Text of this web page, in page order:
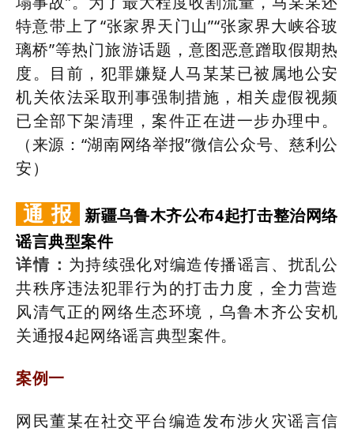
特意带上了“张家界天门山”“张家界大峡谷玻
璃桥”等热门旅游话题，意图恶意蹭取假期热
度。目前，犯罪嫌疑人马某某已被属地公安
机关依法采取刑事强制措施，相关虚假视频
已全部下架清理，案件正在进一步办理中。
（来源：“湖南网络举报”微信公众号、慈利公
安）
通 报
新疆乌鲁木齐公布4起打击整治网络
谣言典型案件
详情： 为持续强化对编造传播谣言、扰乱公
共秩序违法犯罪行为的打击力度，全力营造
风清气正的网络生态环境，乌鲁木齐公安机
关通报4起网络谣言典型案件。
案例一
网民董某在社交平台编造发布涉火灾谣言信